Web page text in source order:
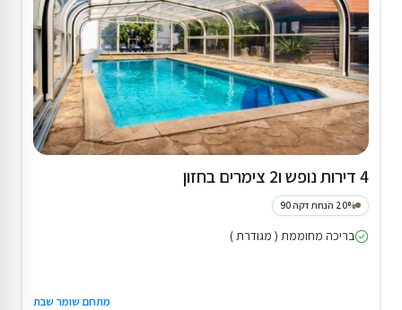
4 דירות נופש ו2 צימרים בחזון
20% הנחת דקה 90
בריכה מחוממת ( מגודרת )
מתחם שומר שבת